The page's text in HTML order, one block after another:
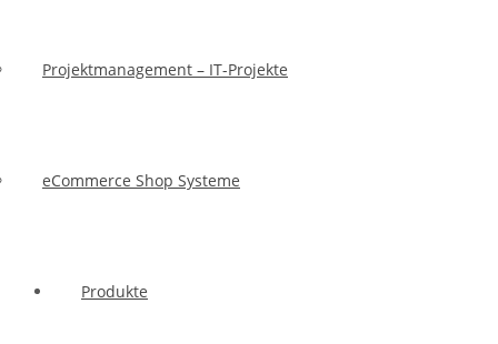
Projektmanagement – IT-Projekte
eCommerce Shop Systeme
Produkte